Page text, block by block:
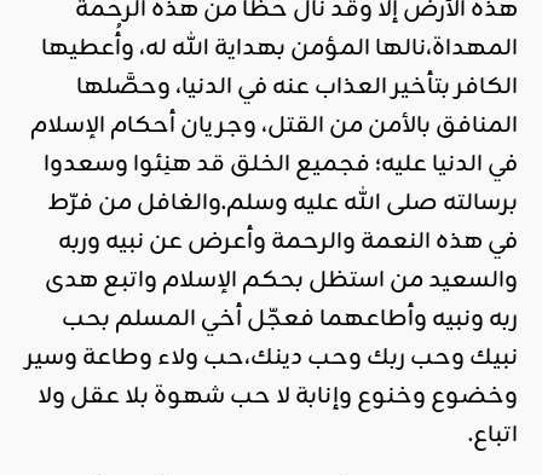
هذه الأرض إلا وقد نال حظًّا من هذه الرحمة
المهداة،نالها المؤمن بهداية الله له، وأُعطيها
الكافر بتأخير العذاب عنه في الدنيا، وحصَّلها
المنافق بالأمن من القتل، وجريان أحكام الإسلام
في الدنيا عليه؛ فجميع الخلق قد هنِئوا وسعدوا
برسالته صلى الله عليه وسلم.والغافل من فرّط
في هذه النعمة والرحمة وأعرض عن نبيه وربه
والسعيد من استظل بحكم الإسلام واتبع هدى
ربه ونبيه وأطاعهما فعجّل أخي المسلم بحب
نبيك وحب ربك وحب دينك،حب ولاء وطاعة وسير
وخضوع وخنوع وإنابة لا حب شهوة بلا عقل ولا
اتباع.